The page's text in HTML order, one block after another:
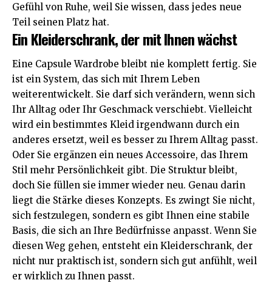
Gefühl von Ruhe, weil Sie wissen, dass jedes neue
Teil seinen Platz hat.
Ein Kleiderschrank, der mit Ihnen wächst
Eine Capsule Wardrobe bleibt nie komplett fertig. Sie
ist ein System, das sich mit Ihrem Leben
weiterentwickelt. Sie darf sich verändern, wenn sich
Ihr Alltag oder Ihr Geschmack verschiebt. Vielleicht
wird ein bestimmtes Kleid irgendwann durch ein
anderes ersetzt, weil es besser zu Ihrem Alltag passt.
Oder Sie ergänzen ein neues Accessoire, das Ihrem
Stil mehr Persönlichkeit gibt. Die Struktur bleibt,
doch Sie füllen sie immer wieder neu. Genau darin
liegt die Stärke dieses Konzepts. Es zwingt Sie nicht,
sich festzulegen, sondern es gibt Ihnen eine stabile
Basis, die sich an Ihre Bedürfnisse anpasst. Wenn Sie
diesen Weg gehen, entsteht ein Kleiderschrank, der
nicht nur praktisch ist, sondern sich gut anfühlt, weil
er wirklich zu Ihnen passt.